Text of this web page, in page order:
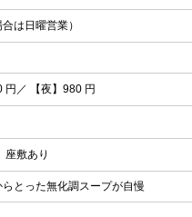
は日曜営業）
円／ 【夜】980 円
座敷あり
とった無化調スープが自慢